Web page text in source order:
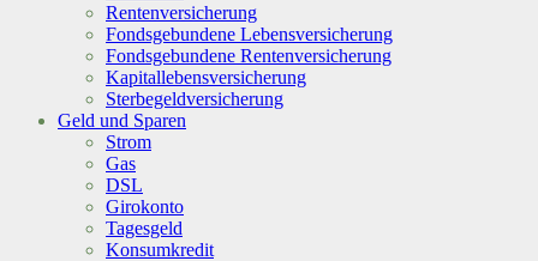
Rentenversicherung
Fondsgebundene Lebensversicherung
Fondsgebundene Rentenversicherung
Kapitallebensversicherung
Sterbegeldversicherung
Geld und Sparen
Strom
Gas
DSL
Girokonto
Tagesgeld
Konsumkredit